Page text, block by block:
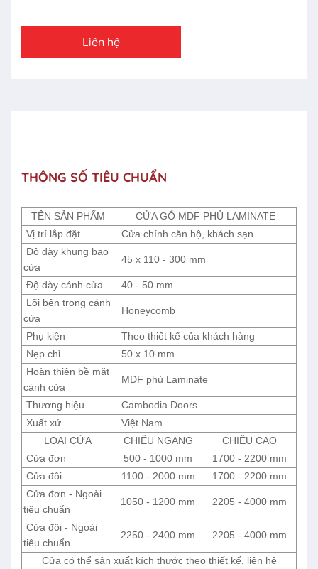
Liên hệ
THÔNG SỐ TIÊU CHUẨN
TÊN SẢN PHẨM
CỬA GỖ MDF PHỦ LAMINATE
Vị trí lắp đặt
Cửa chính căn hộ, khách sạn
Độ dày khung bao
cửa
45 x 110 - 300 mm
Độ dày cánh cửa
40 - 50 mm
Lõi bên trong cánh
cửa
Honeycomb
Phụ kiện
Theo thiết kế của khách hàng
Nẹp chỉ
50 x 10 mm
Hoàn thiện bề mặt
cánh cửa
MDF phủ Laminate
Thương hiệu
Cambodia Doors
Xuất xứ
Việt Nam
LOẠI CỬA
CHIỀU NGANG
CHIỀU CAO
Cửa đơn
500 - 1000 mm
1700 - 2200 mm
Cửa đôi
1100 - 2000 mm
1700 - 2200 mm
Cửa đơn - Ngoài
tiêu chuẩn
1050 - 1200 mm 2205 - 4000 mm
Cửa đôi - Ngoài
tiêu chuẩn
2250 - 2400 mm 2205 - 4000 mm
Cửa có thể sản xuất kích thước theo thiết kế, liên hệ